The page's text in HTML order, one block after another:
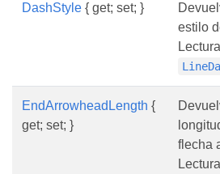
DashStyle { get; set; }
estilo
EndArrowheadLength {
get; set; }
flecha